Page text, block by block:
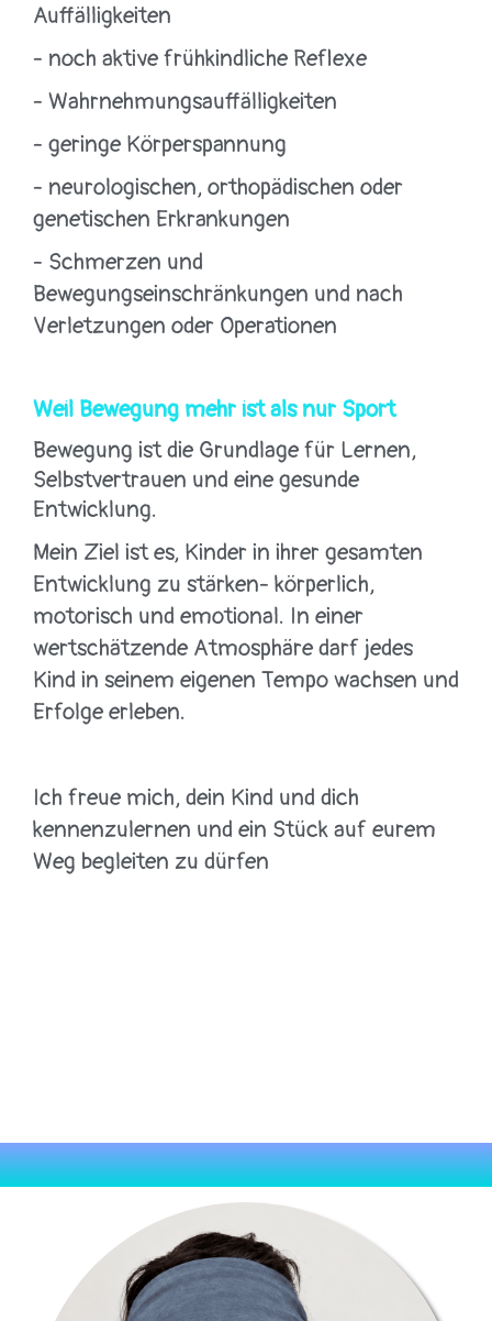
Auffälligkeiten
- noch aktive frühkindliche Reflexe
- Wahrnehmungsauffälligkeiten
- geringe Körperspannung
- neurologischen, orthopädischen oder
genetischen Erkrankungen
- Schmerzen und
Bewegungseinschränkungen und nach
Verletzungen oder Operationen
Weil Bewegung mehr ist als nur Sport
Bewegung ist die Grundlage für Lernen,
Selbstvertrauen und eine gesunde
Entwicklung.
Mein Ziel ist es, Kinder in ihrer gesamten
Entwicklung zu stärken- körperlich,
motorisch und emotional. In einer
wertschätzende Atmosphäre darf jedes
Kind in seinem eigenen Tempo wachsen und
Erfolge erleben.
Ich freue mich, dein Kind und dich
kennenzulernen und ein Stück auf eurem
Weg begleiten zu dürfen